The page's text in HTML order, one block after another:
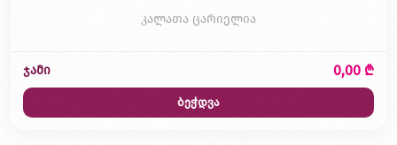
კალათა ცარიელია
ჯამი 0,00 ₾
ბეჭდვა